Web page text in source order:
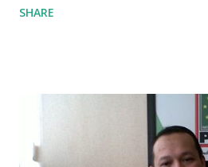
SMAN 8 Jalan Iskandar Muda
Mujib menambahkan, akhirnya
uang tetangga 500 ribu, agar
"Kasihan dia sudah tidak punya
SHARE